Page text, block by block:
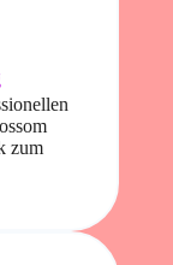
zum